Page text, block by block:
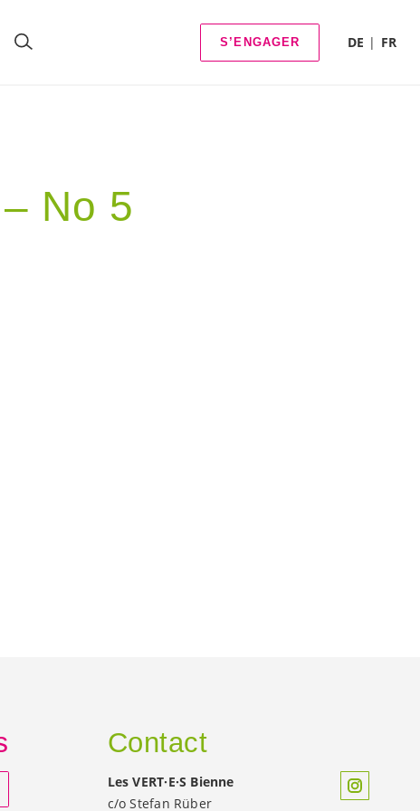
S’ENGAGER DE FR
No 5
Contact
LesVERT·E·S Bienne
c/o Stefan Rüber